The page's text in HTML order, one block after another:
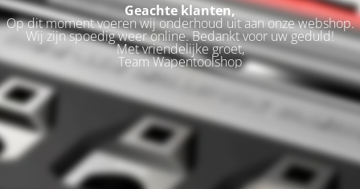
Geachte klanten,
Op dit moment voeren wij onderhoud uit aan onze webshop.
Wij zijn spoedig weer online. Bedankt voor uw geduld!
Met vriendelijke groet,
Team Wapentoolshop